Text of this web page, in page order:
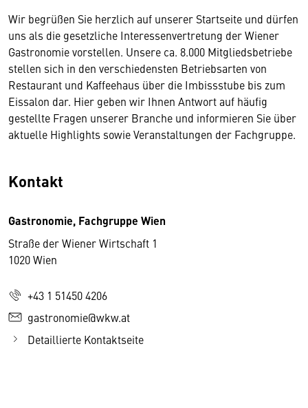
Wir begrüßen Sie herzlich auf unserer Startseite und dürfen
uns als die gesetzliche Interessenvertretung der Wiener
Gastronomie vorstellen. Unsere ca. 8.000 Mitgliedsbetriebe
stellen sich in den verschiedensten Betriebsarten von
Restaurant und Kaffeehaus über die Imbissstube bis zum
Eissalon dar. Hier geben wir Ihnen Antwort auf häufig
gestellte Fragen unserer Branche und informieren Sie über
aktuelle Highlights sowie Veranstaltungen der Fachgruppe.
Kontakt
Gastronomie, Fachgruppe Wien
Straße der Wiener Wirtschaft 1
1020 Wien
+43 1 51450 4206
gastronomie@wkw.at
Detaillierte Kontaktseite